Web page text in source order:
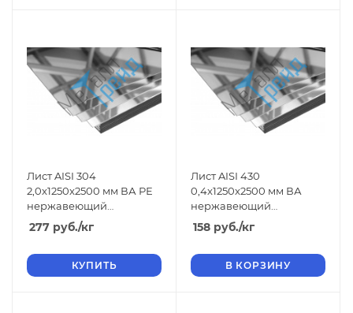
Лист AISI 304
2,0x1250x2500 мм ВА РЕ
нержавеющий
зеркальный
277 руб./кг
КУПИТЬ
Лист AISI 430
0,4x1250x2500 мм ВА
нержавеющий
зеркальный
158 руб./кг
В КОРЗИНУ